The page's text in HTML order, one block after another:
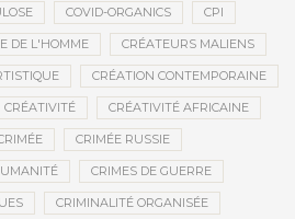
COVID-ORGANICS CPI
DE L'HOMME CRÉATEURS MALIENS
CRÉATION CONTEMPORAINE
CRÉATIVITÉ CRÉATIVITÉ AFRICAINE
CRIMÉE RUSSIE
CRIMES DE GUERRE
CRIMINALITÉ ORGANISÉE